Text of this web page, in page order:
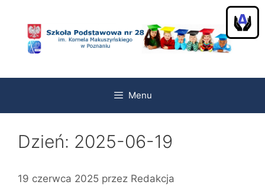
Menu
Dzień: 2025-06-19
19 czerwca 2025 przez Redakcja